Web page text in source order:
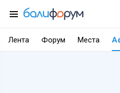
Лента Форум Места